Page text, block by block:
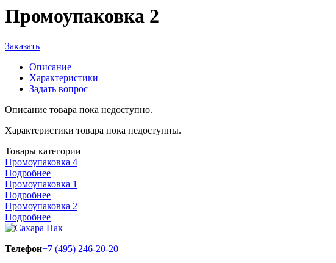
Промоупаковка 2
Заказать
Описание
Характеристики
Задать вопрос
Описание товара пока недоступно.
Характеристики товара пока недоступны.
Товары категории
Промоупаковка 4
Подробнее
Промоупаковка 1
Подробнее
Промоупаковка 2
Подробнее
Телефон+7 (495) 246-20-20